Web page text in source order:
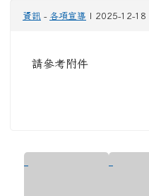
資訊 - 各項宣導 | 2025-12-18
請參考附件